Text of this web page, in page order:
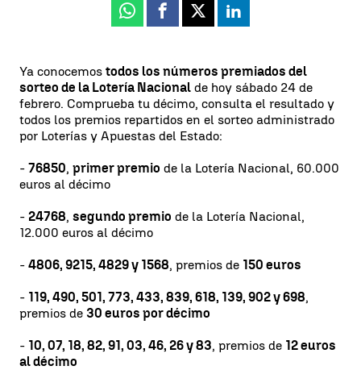
Whatsapp
Facebook
X Linkedin
Ya conocemos todos los números premiados del
sorteo de la Lotería Nacional de hoy sábado 24 de
febrero. Comprueba tu décimo, consulta el resultado y
todos los premios repartidos en el sorteo administrado
por Loterías y Apuestas del Estado:
- 76850, primer premio de la Lotería Nacional, 60.000
euros al décimo
- 24768, segundo premio de la Lotería Nacional,
12.000 euros al décimo
- 4806, 9215, 4829 y 1568, premios de 150 euros
- 119, 490, 501, 773, 433, 839, 618, 139, 902 y 698,
premios de 30 euros por décimo
- 10, 07, 18, 82, 91, 03, 46, 26 y 83, premios de 12 euros
al décimo